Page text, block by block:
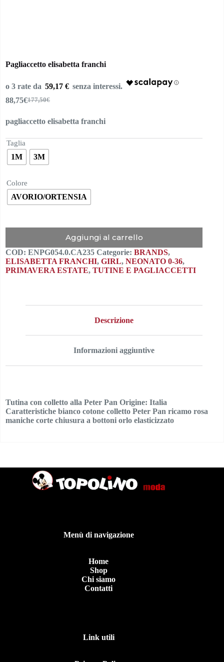
Pagliaccetto elisabetta franchi
59,17 €
177,50€
Il
originale
177,50€.
88,75€Il
attuale
88,75€.
pagliaccetto elisabetta franchi
Taglia
1M 3M
Colore
AVORIO/ORTENSIA
Aggiungi al carrello
COD: ENPG054.0.CA235 Categorie: BRANDS,
ELISABETTA FRANCHI, GIRL, NEONATO 0-36,
PRIMAVERA ESTATE, TUTINE E PAGLIACCETTI
Descrizione
Informazioni aggiuntive
Tutina con colletto alla Peter Pan Origine: Italia
Caratteristiche bianco cotone colletto Peter Pan ricamo rosa
maniche corte chiusura a bottoni orlo elasticizzato
Menù di navigazione
Home
Shop
Chi siamo
Contatti
Link utili